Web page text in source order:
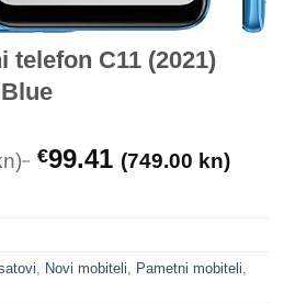
telefon C11 (2021)
€99.41 (749.00 kn)
Novi mobiteli Pametni mobiteli